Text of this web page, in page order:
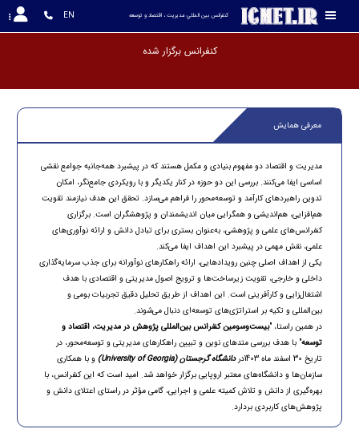
کنفرانس بين المللي مديريت ، اقتصاد و توسعه EN
کنفرانس برگزار شده و
معرفی همایش
مدیریت و اقتصاد دو مفهوم بنیادی و مکمل هستند که در پیشبرد همه‌جانبه جوامع نقشی
اساسی ایفا می‌کنند. بررسی این دو حوزه در کنار یکدیگر و با رویکردی جامع‌نگر، امکان
تدوین راهبردهای کارآمد و توسعه‌محور را فراهم می‌سازد. تحقق این هدف نیازمند تقویت
هم‌افزایی، هم‌اندیشی و همگرایی میان اندیشمندان و پژوهشگران است. برگزاری
کنفرانس‌های علمی و پژوهشی، به‌عنوان بستری برای تبادل دانش و ارائه نوآوری‌های
علمی، نقش مهمی در پیشبرد این اهداف ایفا می‌کند.
یکی از اهداف اصلی چنین رویدادهایی، ارائه راهکارهای نوآورانه برای جذب سرمایه‌گذاری
داخلی و خارجی، تقویت زیرساخت‌ها و ترویج اصول مدیریتی و اقتصادی با هدف
اشتغال‌زایی و کارآفرینی است. این اهداف از طریق تحلیل دقیق تجربیات بومی و
بین‌المللی و تکیه بر استراتژی‌های توسعه‌ای دنبال می‌شوند.
در همین راستا، "بیست‌وسومین کنفرانس بین‌المللی پژوهش در مدیریت، اقتصاد و
توسعه" با هدف بررسی متدهای نوین و تبیین راهکارهای مدیریتی و توسعه‌محور، در
تاریخ 30 اسفند ماه 1403در
دانشگاه گرجستان (University of Georgia)
و با همکاری
سازمان‌ها و دانشگاه‌های معتبر اروپایی برگزار خواهد شد. امید است که این کنفرانس، با
بهره‌گیری از دانش و تلاش کمیته علمی و اجرایی، گامی مؤثر در راستای اعتلای دانش و
پژوهش‌های کاربردی بردارد.